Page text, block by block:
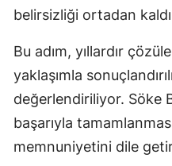
belirsizliği ortadan
Bu adım, yıllardır
yaklaşımla
değerlendiriliyor. Söke
başarıyla
memnuniyetini dile